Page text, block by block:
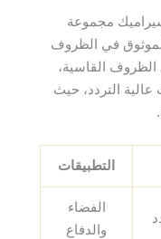
مجموعة
الموثوق في الظروف
القاسية،
عالية التردد، حيث
التطبيقات
الفضاء
والدفاع